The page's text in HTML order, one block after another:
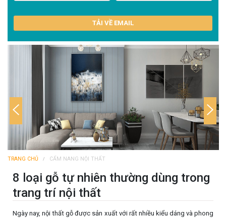
TRANG CHỦ CẨM NANG NỘI THẤT
8 loại gỗ tự nhiên thường dùng trong
trang trí nội thất
Ngày nay, nội thất gỗ được sản xuất với rất nhiều kiểu dáng và phong